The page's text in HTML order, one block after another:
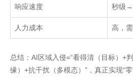
响应速度 秒级 →
人力成本 高，
总结：AI区域入侵=“看得清（目标）+
缘）+抗干扰（多模态）”，真正实现“